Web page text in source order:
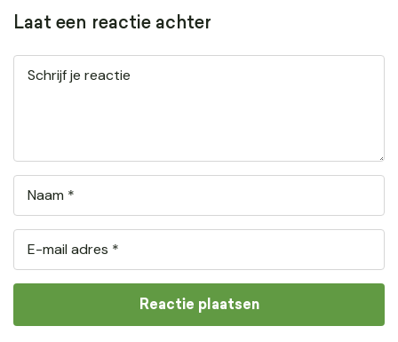
Laat een reactie achter